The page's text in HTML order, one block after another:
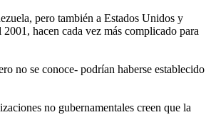
pero también a Estados Unidos y
hacen cada vez más complicado para
no se conoce- podrían haberse establecido
no gubernamentales creen que la